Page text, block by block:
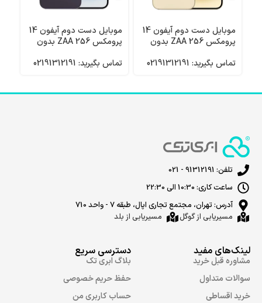
موبایل دست دوم آیفون 14
پرومکس 256 ZAA بدون
تماس بگیرید: 02191312191
موبایل دست دوم آیفون 14
پرومکس 256 ZAA بدون
تماس بگیرید: 02191312191
تلفن: 91312191 - 021
ساعت کاری: 10:30 الی 22:30
آدرس: تهران، مجتمع تجاری اپال، طبقه 7 - واحد 710
مسیریابی از گوگل
مسیریابی از بلد
لینک‌های مفید
مشاوره قبل خرید
سوالات متداول
خرید اقساطی
دسترسی سریع
بلاگ ابری تک
حفظ حریم خصوصی
حساب کاربری من